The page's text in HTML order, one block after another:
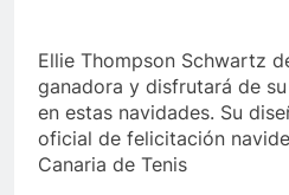
Ellie Thompson Schwartz
ganadora y disfrutará de
en estas navidades. Su
oficial de felicitación
Canaria de Tenis